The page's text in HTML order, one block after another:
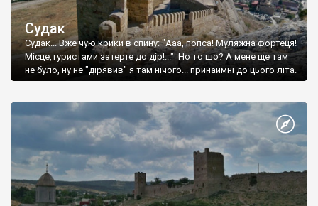
Судак
Судак... Вже чую крики в спину: "Ааа, попса! Муляжна фортеця!
Місце,туристами затерте до дір!..." Но то шо? А мене ще там
не було, ну не "дірявив" я там нічого... принаймні до цього літа.